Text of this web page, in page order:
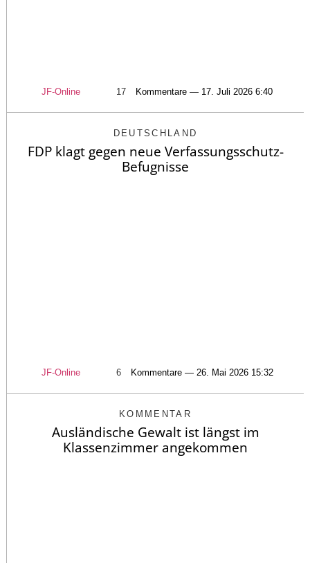
JF-Online 17 Kommentare — 17. Juli 2026 6:40
DEUTSCHLAND
FDP klagt gegen neue Verfassungsschutz-
Befugnisse
JF-Online 6 Kommentare — 26. Mai 2026 15:32
KOMMENTAR
Ausländische Gewalt ist längst im
Klassenzimmer angekommen